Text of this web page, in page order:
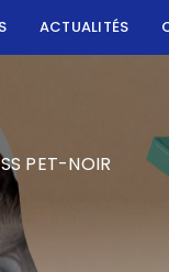
ACTUALITÉS
PET-NOIR